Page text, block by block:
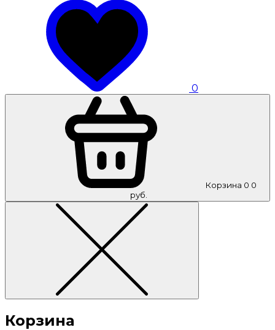
0
Корзина 0 0
руб.
Корзина